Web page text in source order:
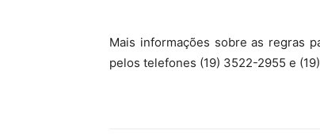
Mais informações sobre as regras
pelos telefones (19) 3522-2955 e